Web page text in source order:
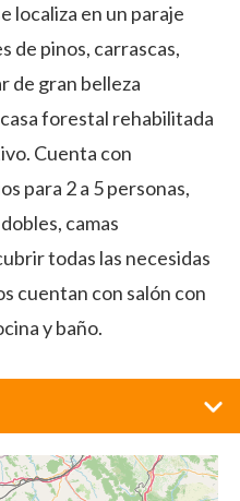
localiza en un paraje
de pinos, carrascas,
de gran belleza
forestal rehabilitada
Cuenta con
para 2 a 5 personas,
camas
todas las necesidas
cuentan con salón con
y baño.